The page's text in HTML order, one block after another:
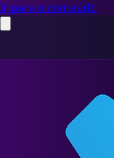
Ir para o conteúdo